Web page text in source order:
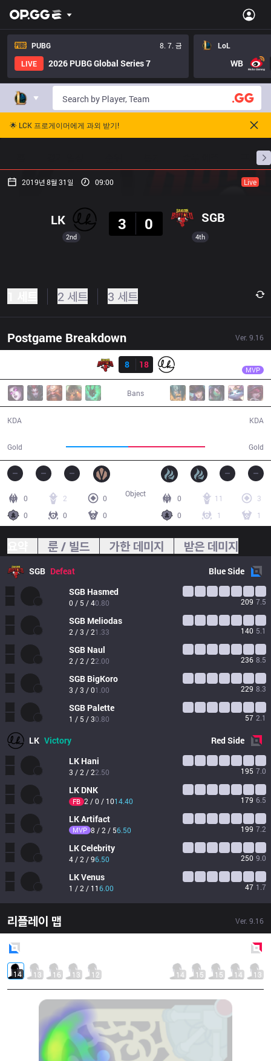
PUBG
8. 7. 금
LIVE
2026 PUBG Global Series 7
LoL
WB
🌟 LCK 프로게이머에게 과외 받기!
프로빌
2019년 8월 31일 09:00 Live
2nd
LK
3
0 SGB
4th
2 세트 3 세트
Postgame Breakdown Ver. 9.16
8
18 MVP
Bans
KDA
Gold Gold
KDA
0 2
0
0
0 0
0 11
3
0
1 1
Object
룬 / 빌드 가한 데미지 받은 데미지
SGB Defeat BlueSide
SGB Hasmed
0 / 5 / 40.80 209 7.5
SGB Meliodas
2 / 3 / 21.33 140 5.1
SGB Naul
2 / 2 / 22.00 236 8.5
SGB BigKoro
3 / 3 / 01.00 229 8.3
SGB Palette
1 / 5 / 30.80 57 2.1
LK Victory RedSide
LK Hani
3 / 2 / 22.50 195 7.0
LK DNK
FB 2 / 0 / 1014.40 179 6.5
LKArtifact
MVP 8 / 2 / 56.50 199 7.2
LKCelebrity
4 / 2 / 96.50 250 9.0
LKVenus
1 / 2 / 116.00 47 1.7
리플레이 맵 Ver. 9.16
14 13 16 13 12 14 15 15 14 13